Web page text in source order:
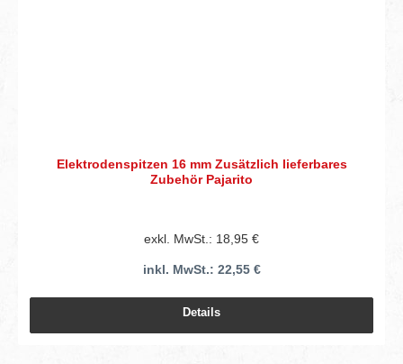
Elektrodenspitzen 16 mm Zusätzlich lieferbares
Zubehör Pajarito
exkl. MwSt.: 18,95 €
inkl. MwSt.: 22,55 €
Details